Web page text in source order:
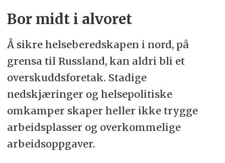
Bor midt i alvoret
Å sikre helseberedskapen i nord, på
grensa til Russland, kan aldri bli et
overskuddsforetak. Stadige
nedskjæringer og helsepolitiske
omkamper skaper heller ikke trygge
arbeidsplasser og overkommelige
arbeidsoppgaver.